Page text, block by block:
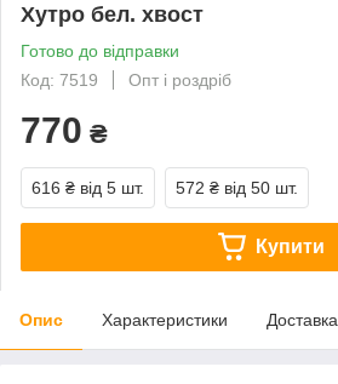
Хутро бел. хвост
Готово до відправки
Код: 7519
Опт і роздріб
770 ₴
616 ₴ від 5 шт. 572 ₴ від 50 шт.
Купити
Опис Характеристики Доставка